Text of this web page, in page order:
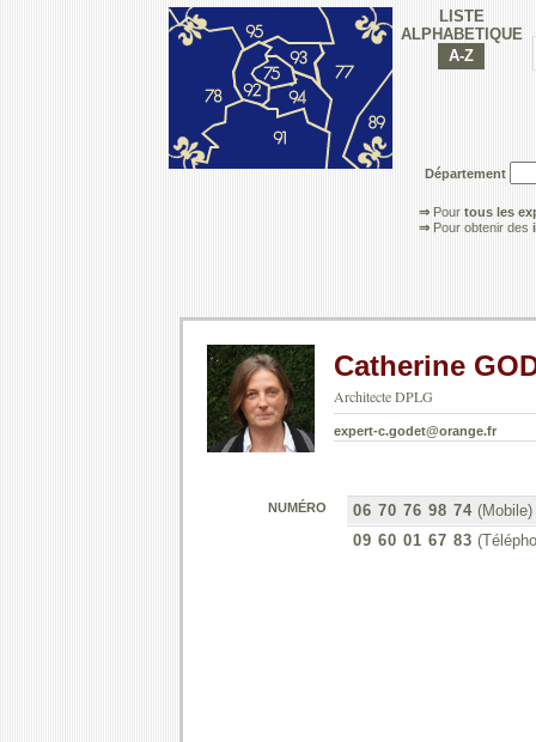
LISTE
ALPHABETIQUE
⇒ Pour tous les
⇒ Pour obtenir des
Département
Catherine
Architecte DPLG
expert-c.godet@orange.fr
NUMÉRO 06 70 76 98 74(Mobile)
09 60 01 67 83